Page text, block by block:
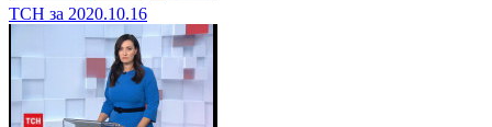
ТСН за 2020.10.16